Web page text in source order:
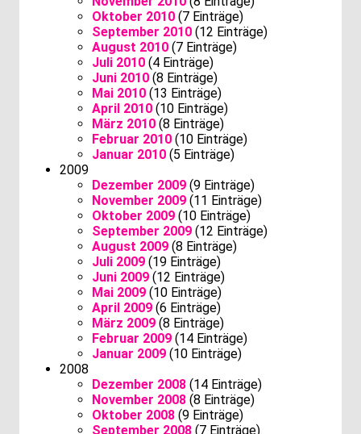
Oktober 2010 (7 Einträge)
September 2010 (12 Einträge)
August 2010 (7 Einträge)
Juli 2010 (4 Einträge)
Juni 2010 (8 Einträge)
Mai 2010 (13 Einträge)
April 2010 (10 Einträge)
März 2010 (8 Einträge)
Februar 2010 (10 Einträge)
Januar 2010 (5 Einträge)
2009
Dezember 2009 (9 Einträge)
November 2009 (11 Einträge)
Oktober 2009 (10 Einträge)
September 2009 (12 Einträge)
August 2009 (8 Einträge)
Juli 2009 (19 Einträge)
Juni 2009 (12 Einträge)
Mai 2009 (10 Einträge)
April 2009 (6 Einträge)
März 2009 (8 Einträge)
Februar 2009 (14 Einträge)
Januar 2009 (10 Einträge)
2008
Dezember 2008 (14 Einträge)
November 2008 (8 Einträge)
Oktober 2008 (9 Einträge)
September 2008 (7 Einträge)